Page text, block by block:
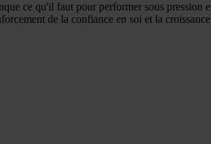
ce qu'il faut pour performer sous pression
de la confiance en soi et la